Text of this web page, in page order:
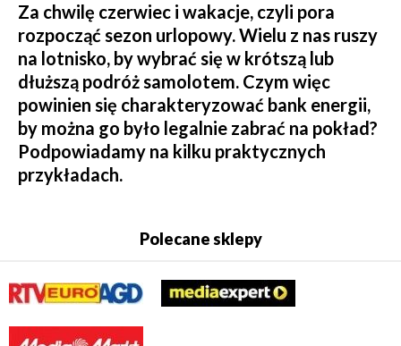
Za chwilę czerwiec i wakacje, czyli pora
rozpocząć sezon urlopowy. Wielu z nas ruszy
na lotnisko, by wybrać się w krótszą lub
dłuższą podróż samolotem. Czym więc
powinien się charakteryzować bank energii,
by można go było legalnie zabrać na pokład?
Podpowiadamy na kilku praktycznych
przykładach.
Polecane sklepy